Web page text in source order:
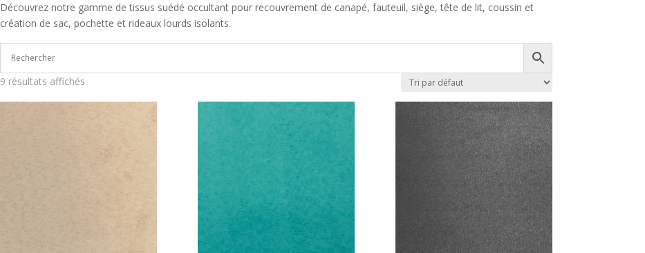
Découvrez notre gamme de tissus suédé occultant pour recouvrement de canapé, fauteuil, siège, tête de lit, coussin et
création de sac, pochette et rideaux lourds isolants.
9 résultats affichés